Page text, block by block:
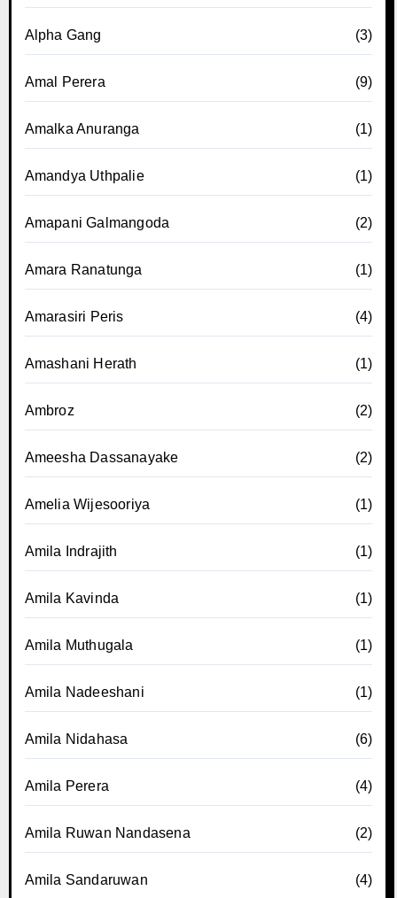
Alpha Gang (3)
Amal Perera (9)
Amalka Anuranga (1)
Amandya Uthpalie (1)
Amapani Galmangoda (2)
Amara Ranatunga (1)
Amarasiri Peris (4)
Amashani Herath (1)
Ambroz (2)
Ameesha Dassanayake (2)
Amelia Wijesooriya (1)
Amila Indrajith (1)
Amila Kavinda (1)
Amila Muthugala (1)
Amila Nadeeshani (1)
Amila Nidahasa (6)
Amila Perera (4)
Amila Ruwan Nandasena (2)
Amila Sandaruwan (4)